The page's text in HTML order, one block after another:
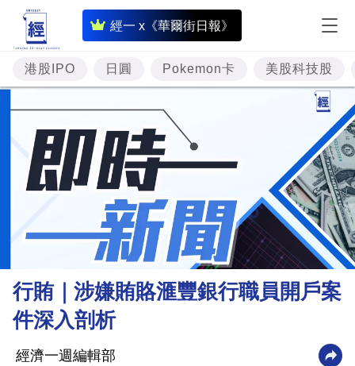
經一 x《華爾街日報》
即
時
財
經
專
題
投
資
樓
市
財
商
業
港股IPO 日圓 Pokemon卡 美股科技股
行賄｜涉嫌賄賂滙豐銀行職員開戶案
件深入剖析
經濟一週編輯部